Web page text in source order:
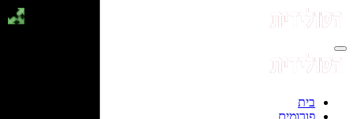
בית
פורומים